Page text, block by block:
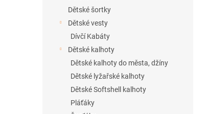
Dětské šortky
Dětské vesty
Dívčí Kabáty
Dětské kalhoty
Dětské kalhoty do města, džíny
Dětské lyžařské kalhoty
Dětské Softshell kalhoty
Pláťáky